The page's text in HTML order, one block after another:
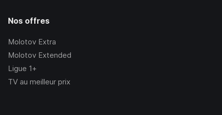
Nos offres
Molotov Extra
Molotov Extended
Ligue 1+
TV au meilleur prix